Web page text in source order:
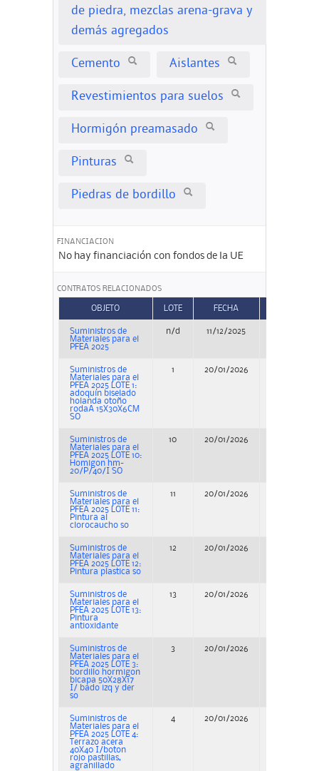
de piedra, mezclas arena-grava y
demás agregados
Cemento Aislantes
Revestimientos para suelos
Hormigón preamasado
Pinturas
Piedras de bordillo
FINANCIACION
No hay financiación con fondos de la UE
CONTRATOS RELACIONADOS
OBJETO LOTE FECHA
Suministros de
Materiales para el
PFEA 2025
n/d 11/12/2025
Suministros de
Materiales para el
PFEA 2025 LOTE 1:
adoquín biselado
holanda otoño
rodaA 15X30X6CM
SO
1 20/01/2026
Suministros de
Materiales para el
PFEA 2025 LOTE 10:
Homigon hm-
20/P/40/I SO
10 20/01/2026
Suministros de
Materiales para el
PFEA 2025 LOTE 11:
Pintura al
clorocaucho so
11 20/01/2026
Suministros de
Materiales para el
PFEA 2025 LOTE 12:
Pintura plastica so
12 20/01/2026
Suministros de
Materiales para el
PFEA 2025 LOTE 13:
Pintura
antioxidante
13 20/01/2026
Suministros de
Materiales para el
PFEA 2025 LOTE 3:
bordillo hormigon
bicapa 50X28X17
I/ bado izq y der
so
3 20/01/2026
Suministros de
Materiales para el
PFEA 2025 LOTE 4:
Terrazo acera
40X40 I/boton
rojo pastillas,
agranillado
4 20/01/2026